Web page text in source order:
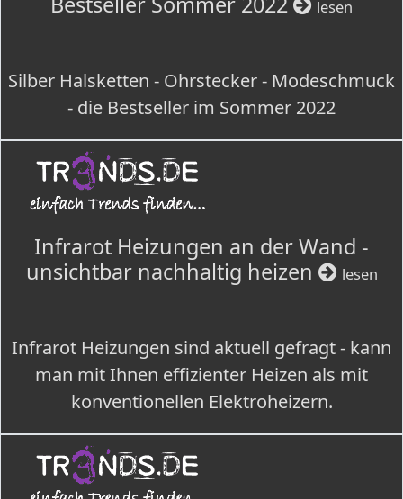
lesen
Silber Halsketten - Ohrstecker - Modeschmuck
- die Bestseller im Sommer 2022
Infrarot Heizungen an der Wand -
unsichtbar nachhaltig heizen
lesen
Infrarot Heizungen sind aktuell gefragt - kann
man mit Ihnen effizienter Heizen als mit
konventionellen Elektroheizern.